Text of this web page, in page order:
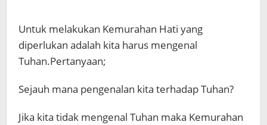
Untuk melakukan Kemurahan Hati yang
diperlukan adalah kita harus mengenal
Tuhan.Pertanyaan;
Sejauh mana pengenalan kita terhadap Tuhan?
Jika kita tidak mengenal Tuhan maka Kemurahan